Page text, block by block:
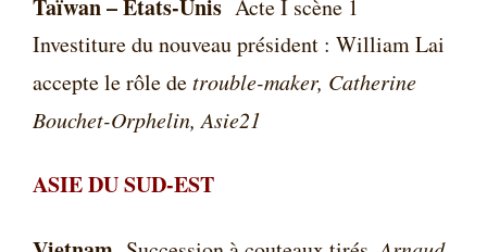
Taïwan – États-Unis Acte I scène 1
Investiture du nouveau président : William Lai
accepte le rôle detrouble-maker, Catherine
Bouchet-Orphelin, Asie21
ASIE DU SUD-EST